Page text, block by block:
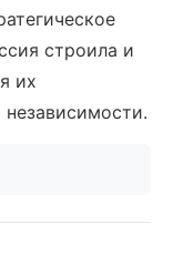
строила и
их
независимости.